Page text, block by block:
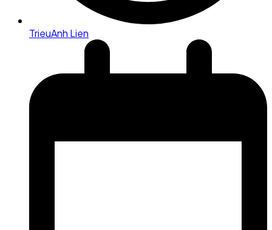
TrieuAnh Lien